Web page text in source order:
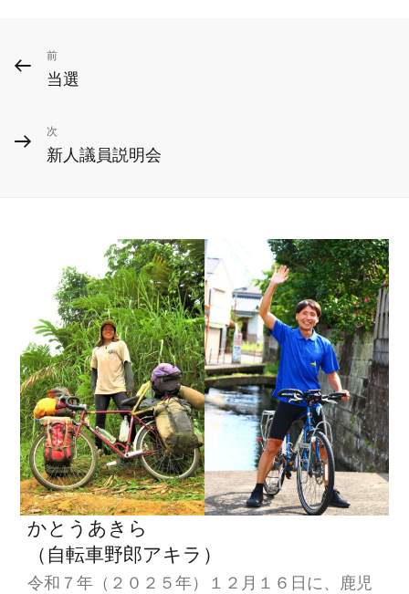
投
稿
ナ
ビ
ン
前
の
稿
前
当選
次
の
次
新人議員説明会
かとうあきら
（自転車野郎アキラ）
令和７年（２０２５年）１２月１６日に、鹿児